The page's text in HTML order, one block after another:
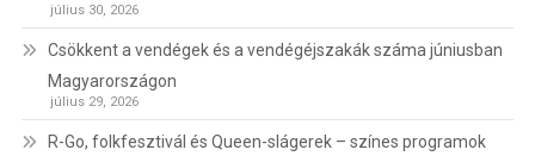
július 30, 2026
Csökkent a vendégek és a vendégéjszakák száma júniusban
Magyarországon
július 29, 2026
R-Go, folkfesztivál és Queen-slágerek – színes programok